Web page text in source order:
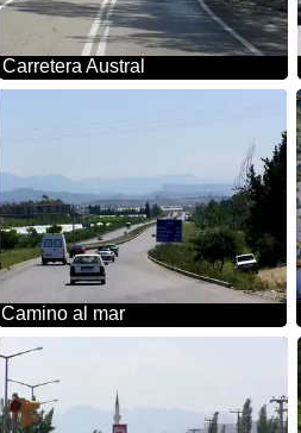
Carretera Austral
Camino al mar